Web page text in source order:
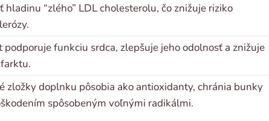
hladinu “zlého” LDL cholesterolu, čo znižuje riziko
podporuje funkciu srdca, zlepšuje jeho odolnosť a znižuje
zložky doplnku pôsobia ako antioxidanty, chránia bunky
spôsobeným voľnými radikálmi.